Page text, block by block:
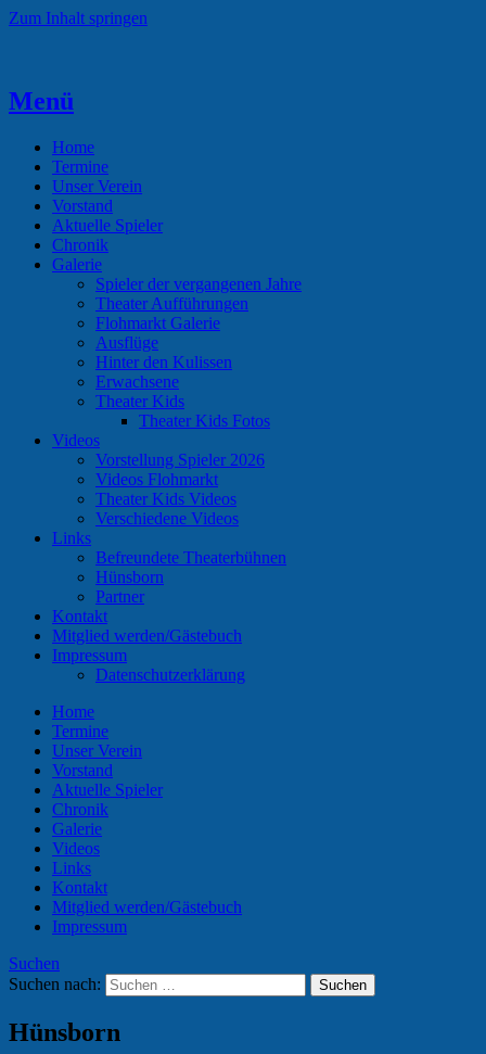
Zum Inhalt springen
Theaterverein Hünsborn
Menü
Home
Termine
Unser Verein
Vorstand
Aktuelle Spieler
Chronik
Galerie
Spieler der vergangenen Jahre
Theater Aufführungen
Flohmarkt Galerie
Ausflüge
Hinter den Kulissen
Erwachsene
Theater Kids
Theater Kids Fotos
Videos
Vorstellung Spieler 2026
Videos Flohmarkt
Theater Kids Videos
Verschiedene Videos
Links
Befreundete Theaterbühnen
Hünsborn
Partner
Kontakt
Mitglied werden/Gästebuch
Impressum
Datenschutzerklärung
Home
Termine
Unser Verein
Vorstand
Aktuelle Spieler
Chronik
Galerie
Videos
Links
Kontakt
Mitglied werden/Gästebuch
Impressum
Suchen
Suchen nach:
Hünsborn